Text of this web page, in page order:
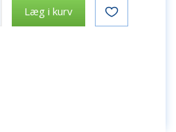
Læg i kurv